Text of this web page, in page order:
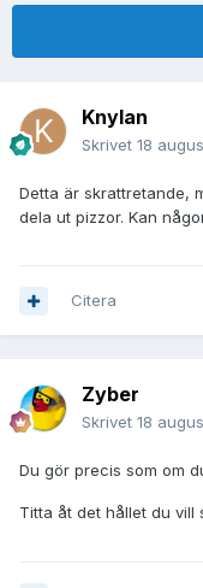
Knylan
Skrivet 18
Detta är skrattretande,
dela ut pizzor. Kan
Citera
Zyber
Skrivet 18
Du gör precis som om
Titta åt det hållet du vill